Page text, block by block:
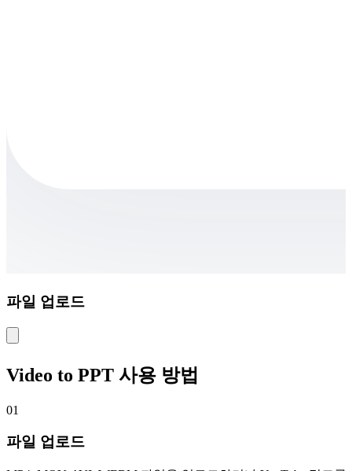
파일 업로드
Video to PPT 사용 방법
01
파일 업로드